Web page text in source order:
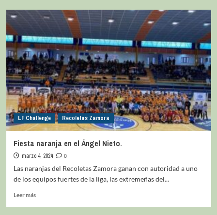
LF Challenge Recoletas Zamora
Fiesta naranja en el Ángel Nieto.
marzo 4, 2024
0
Las naranjas del Recoletas Zamora ganan con autoridad a uno
de los equipos fuertes de la liga, las extremeñas del...
Leer más